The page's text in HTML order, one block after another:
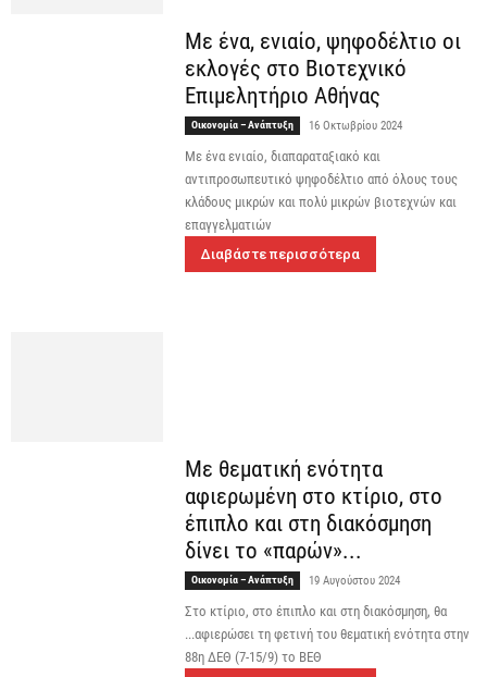
Με ένα, ενιαίο, ψηφοδέλτιο οι
εκλογές στο Βιοτεχνικό
Επιμελητήριο Αθήνας
Οικονομία – Ανάπτυξη 16 Οκτωβρίου 2024
Με ένα ενιαίο, διαπαραταξιακό και
αντιπροσωπευτικό ψηφοδέλτιο από όλους τους
κλάδους μικρών και πολύ μικρών βιοτεχνών και
επαγγελματιών
Διαβάστε περισσότερα
Με θεματική ενότητα
αφιερωμένη στο κτίριο, στο
έπιπλο και στη διακόσμηση
δίνει το «παρών»...
Οικονομία – Ανάπτυξη 19 Αυγούστου 2024
Στο κτίριο, στο έπιπλο και στη διακόσμηση, θα
...αφιερώσει τη φετινή του θεματική ενότητα στην
88η ΔΕΘ (7-15/9) το ΒΕΘ